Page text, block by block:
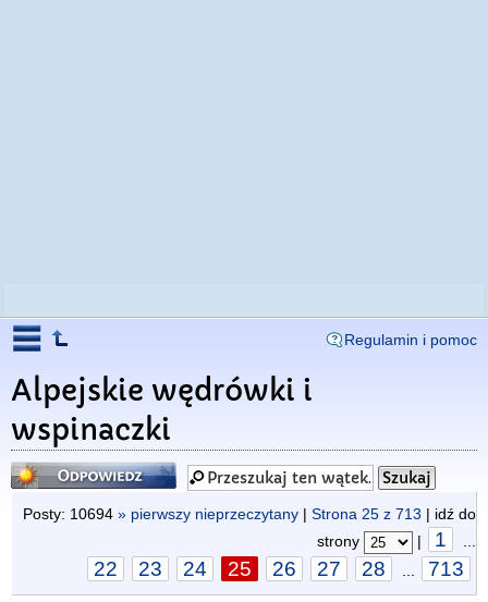
Regulamin i pomoc
Alpejskie wędrówki i
wspinaczki
Odpowiedz
Posty: 10694 » pierwszy nieprzeczytany | Strona 25 z 713 | idź do
strony
| 1
22 23 24 25 26 27 28 713